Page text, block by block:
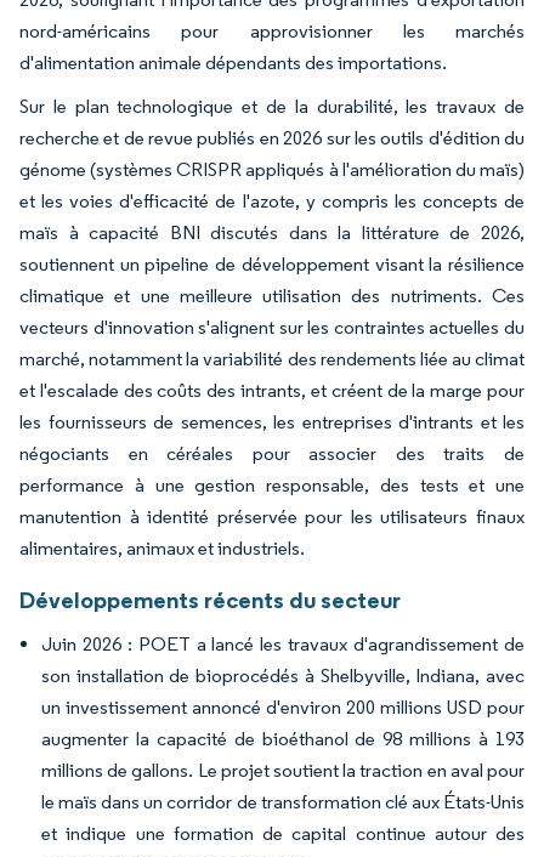
nord-américains pour approvisionner les marchés
d'alimentation animale dépendants des importations.
Sur le plan technologique et de la durabilité, les travaux de
recherche et de revue publiés en 2026 sur les outils d'édition du
génome (systèmes CRISPR appliqués à l'amélioration du maïs)
et les voies d'efficacité de l'azote, y compris les concepts de
maïs à capacité BNI discutés dans la littérature de 2026,
soutiennent un pipeline de développement visant la résilience
climatique et une meilleure utilisation des nutriments. Ces
vecteurs d'innovation s'alignent sur les contraintes actuelles du
marché, notamment la variabilité des rendements liée au climat
et l'escalade des coûts des intrants, et créent de la marge pour
les fournisseurs de semences, les entreprises d'intrants et les
négociants en céréales pour associer des traits de
performance à une gestion responsable, des tests et une
manutention à identité préservée pour les utilisateurs finaux
alimentaires, animaux et industriels.
Développements récents du secteur
Juin 2026 : POET a lancé les travaux d'agrandissement de
son installation de bioprocédés à Shelbyville, Indiana, avec
un investissement annoncé d'environ 200 millions USD pour
augmenter la capacité de bioéthanol de 98 millions à 193
millions de gallons. Le projet soutient la traction en aval pour
le maïs dans un corridor de transformation clé aux États-Unis
et indique une formation de capital continue autour des